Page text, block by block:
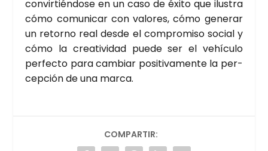
con­vir­tién­do­se en un caso de éxi­to que ilus­tra
cómo comu­ni­car con valo­res, cómo gene­rar
un retorno real des­de el com­pro­mi­so social y
cómo la crea­ti­vi­dad pue­de ser el vehícu­lo
per­fec­to para cam­biar posi­ti­va­men­te la per­
cep­ción de una mar­ca.
COMPARTIR: